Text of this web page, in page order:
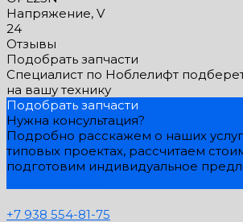
Напряжение, V
24
Отзывы
Подобрать запчасти
Специалист по Ноблелифт
на вашу технику
Подобрать запчасти
Нужна консультация?
Подробно расскажем о наших
типовых проектах, рассчитаем
подготовим индивидуальное
+7 938 554-81-75